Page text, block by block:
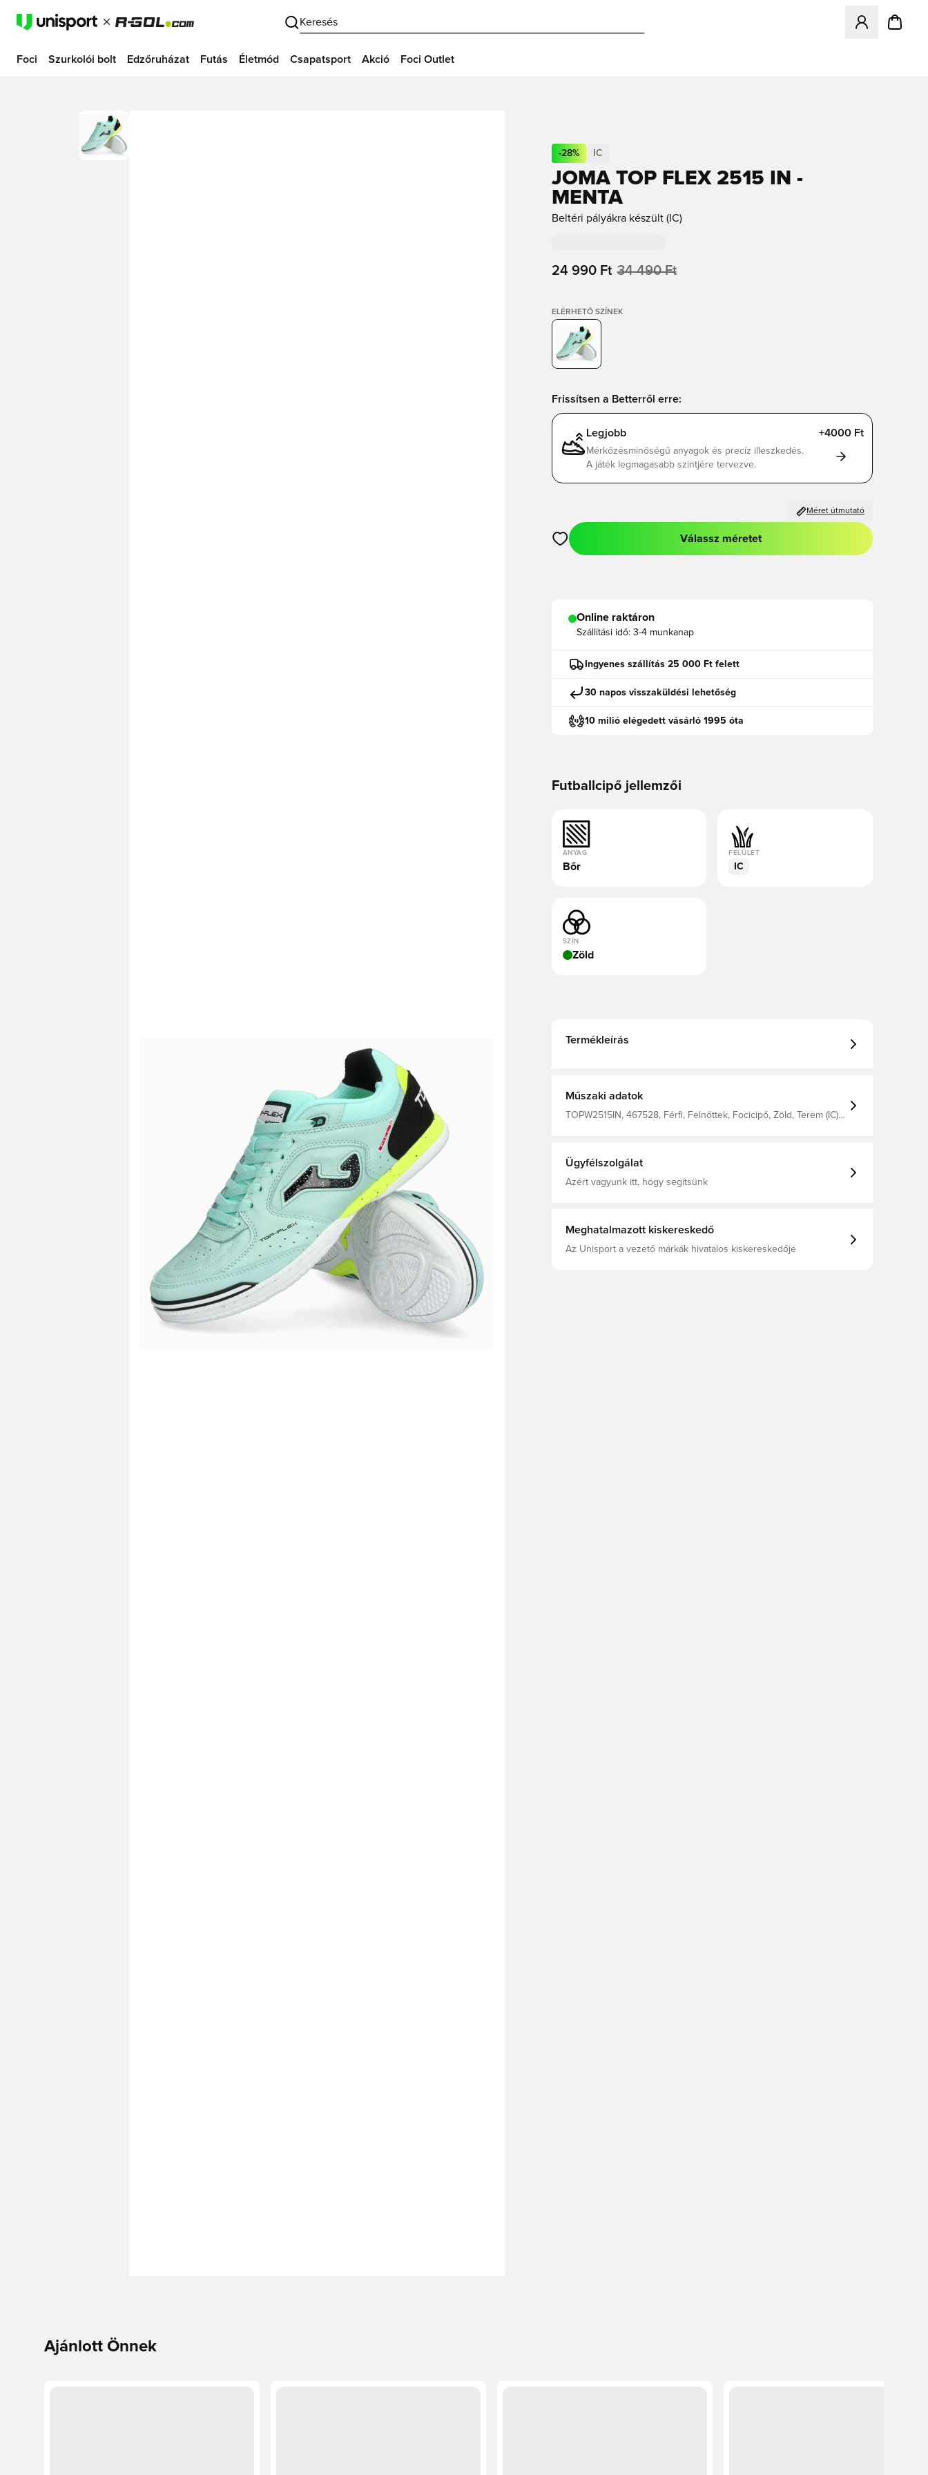
Keresés
Megnyit egy
Foci Szurkolói bolt Edzőruházat Futás Életmód Csapatsport Akció Foci Outlet
-28% IC
JOMA TOP FLEX 2515 IN -
MENTA
Beltéri pályákra készült (IC)
24 990 Ft 34 490 Ft
ELÉRHETŐ SZÍNEK
Frissítsen a Betterről erre:
Legjobb +4000 Ft
Mérkőzésminőségű anyagok és precíz illeszkedés.
A játék legmagasabb szintjére tervezve.
Méret útmutató
Megnyit egy modált a bejelentkezéshez vagy a tagként való regisztrációhoz
Válassz méretet
Online raktáron
Szállítási idő: 3-4 munkanap
Ingyenes szállítás 25 000 Ft felett
30 napos visszaküldési lehetőség
10 milió elégedett vásárló 1995 óta
Futballcipő jellemzői
ANYAG
Bőr
FELÜLET
IC
SZÍN
Zöld
Termékleírás
Műszaki adatok
TOPW2515IN, 467528, Férfi, Felnőttek, Focicipő, Zöld, Terem (IC),
Ügyfélszolgálat
Azért vagyunk itt, hogy segítsünk
Meghatalmazott kiskereskedő
Az Unisport a vezető márkák hivatalos kiskereskedője
Ajánlott Önnek